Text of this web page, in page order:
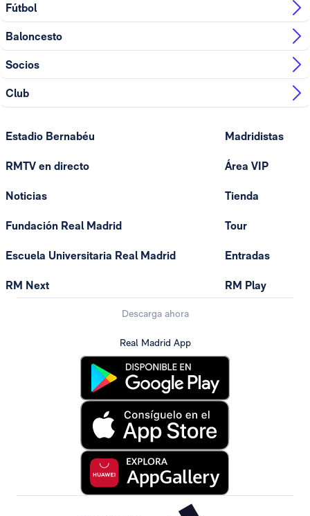
Fútbol
Baloncesto
Socios
Club
Estadio Bernabéu
RMTV en directo
Noticias
Fundación Real Madrid
Escuela Universitaria Real Madrid
RM Next
Madridistas
Área VIP
Tienda
Tour
Entradas
RM Play
Descarga ahora
Real Madrid App